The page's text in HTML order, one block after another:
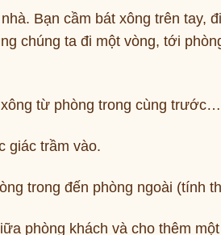
Bạn cầm bát xông trên tay,
chúng ta đi một vòng, tới
từ phòng trong cùng trước…
giác trầm vào.
trong đến phòng ngoài (tính
phòng khách và cho thêm